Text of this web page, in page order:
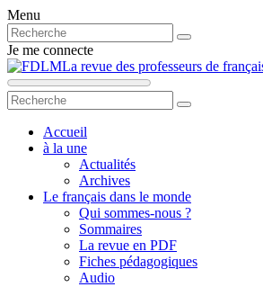
Menu
Je me connecte
La revue des professeurs de
Accueil
à la une
Actualités
Archives
Le français dans le monde
Qui sommes-nous ?
Sommaires
La revue en PDF
Fiches pédagogiques
Audio